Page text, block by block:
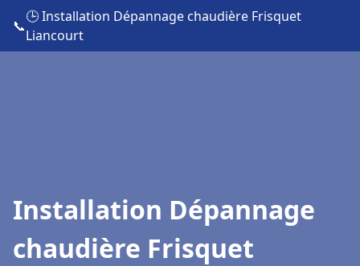
📞
🕒 Installation Dépannage chaudière Frisquet
Liancourt
Installation Dépannage
chaudière Frisquet